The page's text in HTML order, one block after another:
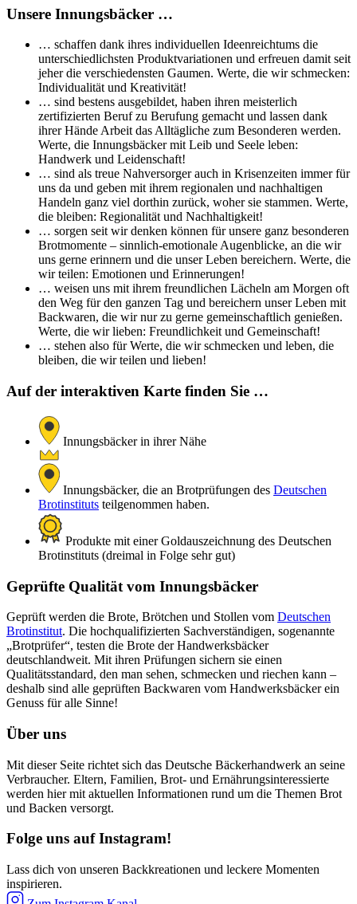
Unsere Innungsbäcker …
… schaffen dank ihres individuellen Ideenreichtums die
unterschiedlichsten Produktvariationen und erfreuen damit seit
jeher die verschiedensten Gaumen. Werte, die wir schmecken:
Individualität und Kreativität!
… sind bestens ausgebildet, haben ihren meisterlich
zertifizierten Beruf zu Berufung gemacht und lassen dank
ihrer Hände Arbeit das Alltägliche zum Besonderen werden.
Werte, die Innungsbäcker mit Leib und Seele leben:
Handwerk und Leidenschaft!
… sind als treue Nahversorger auch in Krisenzeiten immer für
uns da und geben mit ihrem regionalen und nachhaltigen
Handeln ganz viel dorthin zurück, woher sie stammen. Werte,
die bleiben: Regionalität und Nachhaltigkeit!
… sorgen seit wir denken können für unsere ganz besonderen
Brotmomente – sinnlich-emotionale Augenblicke, an die wir
uns gerne erinnern und die unser Leben bereichern. Werte, die
wir teilen: Emotionen und Erinnerungen!
… weisen uns mit ihrem freundlichen Lächeln am Morgen oft
den Weg für den ganzen Tag und bereichern unser Leben mit
Backwaren, die wir nur zu gerne gemeinschaftlich genießen.
Werte, die wir lieben: Freundlichkeit und Gemeinschaft!
… stehen also für Werte, die wir schmecken und leben, die
bleiben, die wir teilen und lieben!
Auf der interaktiven Karte finden Sie …
Innungsbäcker in ihrer Nähe
Innungsbäcker, die an Brotprüfungen des Deutschen
Brotinstituts teilgenommen haben.
Produkte mit einer Goldauszeichnung des Deutschen
Brotinstituts (dreimal in Folge sehr gut)
Geprüfte Qualität vom Innungsbäcker
Geprüft werden die Brote, Brötchen und Stollen vom Deutschen
Brotinstitut. Die hochqualifizierten Sachverständigen, sogenannte
„Brotprüfer“, testen die Brote der Handwerksbäcker
deutschlandweit. Mit ihren Prüfungen sichern sie einen
Qualitätsstandard, den man sehen, schmecken und riechen kann –
deshalb sind alle geprüften Backwaren vom Handwerksbäcker ein
Genuss für alle Sinne!
Über uns
Mit dieser Seite richtet sich das Deutsche Bäckerhandwerk an seine
Verbraucher. Eltern, Familien, Brot- und Ernährungsinteressierte
werden hier mit aktuellen Informationen rund um die Themen Brot
und Backen versorgt.
Folge uns auf Instagram!
Lass dich von unseren Backkreationen und leckere Momenten
inspirieren.